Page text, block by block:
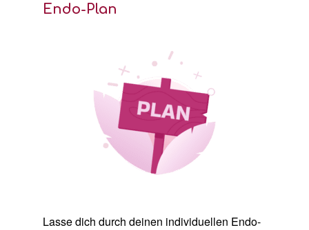
Endo-Plan
Lasse dich durch deinen individuellen Endo-